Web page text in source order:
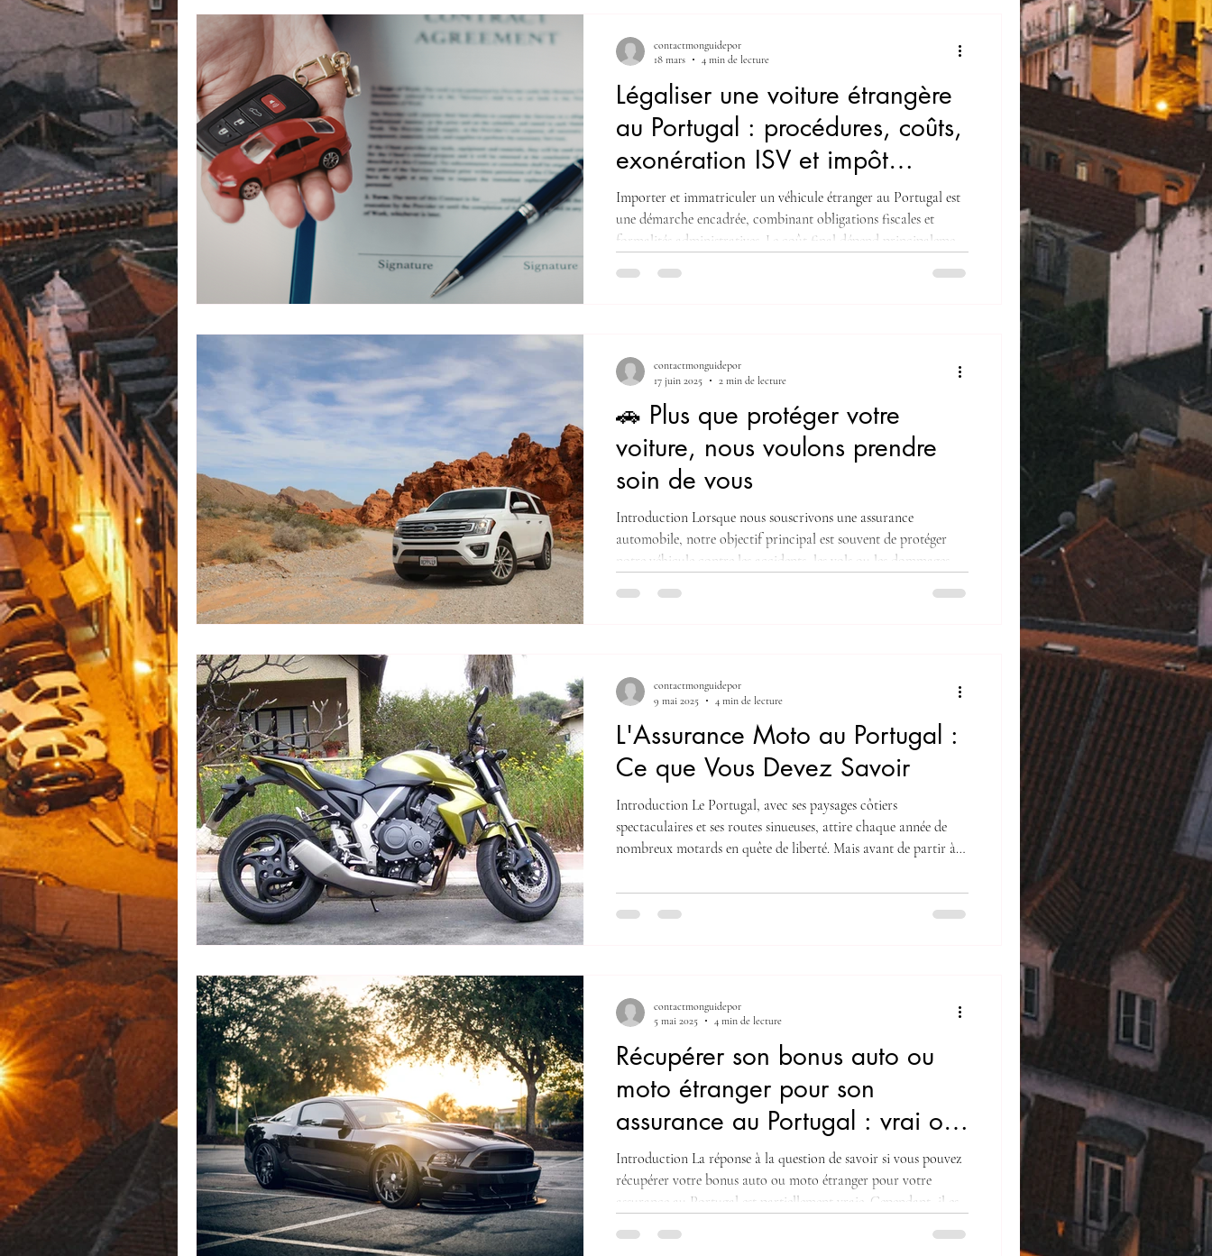
obliga
Légaliser une voiture étrangère
au Portugal : procédures, coûts,
exonération ISV et impôt
annuel
Importer et immatriculer un véhicule étranger au Portugal est
une démarche encadrée, combinant obligations fiscales et
formalités administratives. Le coût final dépend principalement
éventuelle, des inspections techniques et de l’impôt annuel sur
contactmonguidepor
18 mars
4 min de lecture
🚗 Plus que protéger votre
voiture, nous voulons prendre
soin de vous
Introduction Lorsque nous souscrivons une assurance
automobile, notre objectif principal est souvent de protéger
notre véhicule contre les accidents, les vols ou les dommages.
contactmonguidepor
17 juin 2025
2 min de lecture
L'Assurance Moto au Portugal :
Ce que Vous Devez Savoir
Introduction Le Portugal, avec ses paysages côtiers
spectaculaires et ses routes sinueuses, attire chaque année de
nombreux motards en quête de liberté. Mais avant de partir à
l’assurance moto. Obligatoire par la loi, elle est aussi votre
principale protection en cas d’imprévu. Dans cet article,
contactmonguidepor
9 mai 2025
4 min de lecture
Récupérer son bonus auto ou
moto étranger pour son
assurance au Portugal : vrai ou
faux ?
Introduction La réponse à la question de savoir si vous pouvez
récupérer votre bonus auto ou moto étranger pour votre
assurance au Portugal est partiellement vraie. Cependant, il est
directement, mais qu’un nouveau bonus sera calculé en
contactmonguidepor
5 mai 2025
4 min de lecture